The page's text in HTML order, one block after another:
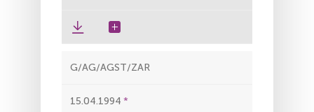
G/AG/AGST/ZAR
15.04.1994